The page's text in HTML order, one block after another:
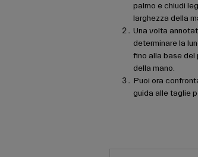
palmo e chiudi
larghezza della
Una volta
determinare la
fino alla base del
della mano.
Puoi ora
guida alle taglie